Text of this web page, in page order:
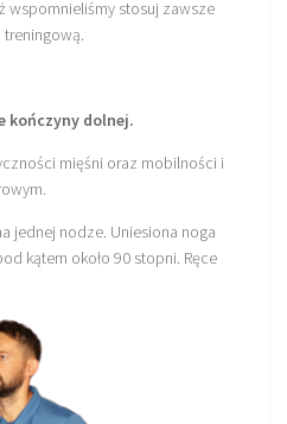
wspomnieliśmy stosuj zawsze
kończyny dolnej.
mięśni oraz mobilności i
jednej nodze. Uniesiona noga
kątem około 90 stopni. Ręce